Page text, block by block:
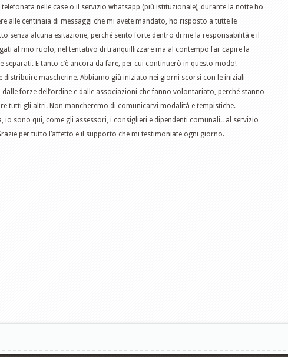
nelle case o il servizio whatsapp (più istituzionale), durante la notte ho
alle centinaia di messaggi che mi avete mandato, ho risposto a tutte le
senza alcuna esitazione, perché sento forte dentro di me la responsabilità e il
al mio ruolo, nel tentativo di tranquillizzare ma al contempo far capire la
separati. E tanto c’è ancora da fare, per cui continuerò in questo modo!
distribuire mascherine. Abbiamo già iniziato nei giorni scorsi con le iniziali
forze dell’ordine e dalle associazioni che fanno volontariato, perché stanno
tutti gli altri. Non mancheremo di comunicarvi modalità e tempistiche.
io sono qui, come gli assessori, i consiglieri e dipendenti comunali.. al servizio
per tutto l’affetto e il supporto che mi testimoniate ogni giorno.